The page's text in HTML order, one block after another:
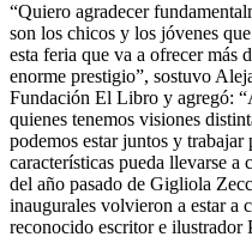
“Quiero agradecer
son los chicos y los jóvenes
esta feria que va a ofrecer más
enorme prestigio”, sostuvo
Fundación El Libro y agregó:
quienes tenemos visiones
podemos estar juntos y trabajar
características pueda llevarse
del año pasado de Gigliola
inaugurales volvieron a estar a
reconocido escritor e ilustrador